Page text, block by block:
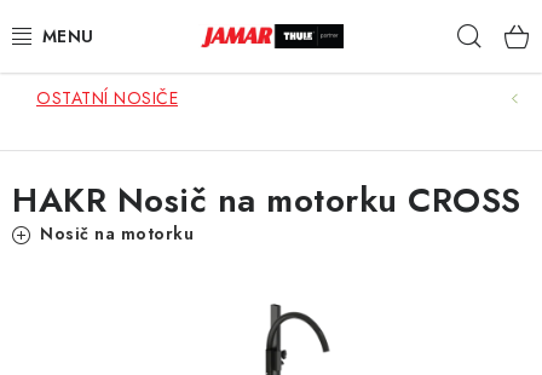
na
STŘEŠNÍ NOSIČE
STŘEŠNÍ BOXY
OSTATNÍ NOSIČE
HAKR Nosič na motorku CROSS
Nosič na motorku